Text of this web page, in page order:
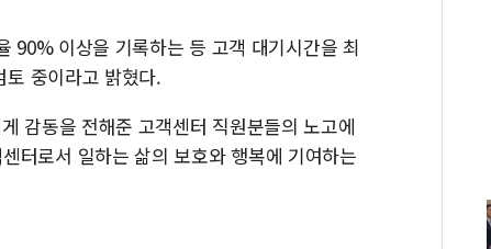
90% 이상을 기록하는 등 고객 대기시간을 최
중이라고 밝혔다.
감동을 전해준 고객센터 직원분들의 노고에
터로서 일하는 삶의 보호와 행복에 기여하는